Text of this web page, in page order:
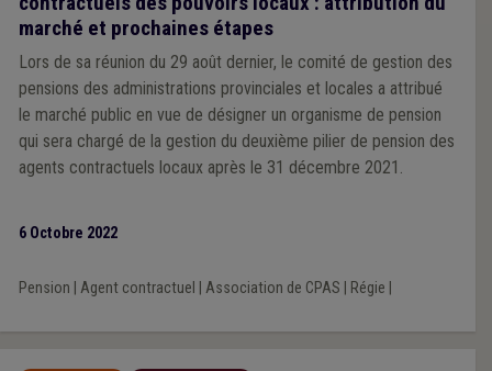
marché et prochaines étapes
Lors de sa réunion du 29 août dernier, le comité de gestion des
pensions des administrations provinciales et locales a attribué
le marché public en vue de désigner un organisme de pension
qui sera chargé de la gestion du deuxième pilier de pension des
agents contractuels locaux après le 31 décembre 2021.
6 Octobre 2022
Pension Agent contractuel Association de CPAS Régie